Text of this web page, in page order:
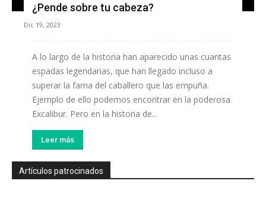
¿Pende sobre tu cabeza?
Dic 19, 2023
A lo largo de la historia han aparecido unas cuantas
espadas legendarias, que han llegado incluso a
superar la fama del caballero que las empuña.
Ejemplo de ello podemos encontrar en la poderosa
Excalibur. Pero en la historia de...
Leer más
Artículos patrocinados